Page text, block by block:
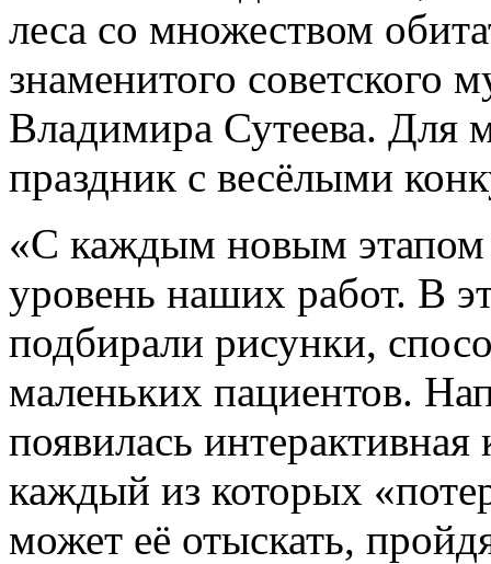
леса со множеством
знаменитого советского
Владимира Сутеева. Для
праздник с весёлыми
«С каждым новым этапом
уровень наших работ. В
подбирали рисунки,
маленьких пациентов.
появилась
каждый из которых
может её отыскать,